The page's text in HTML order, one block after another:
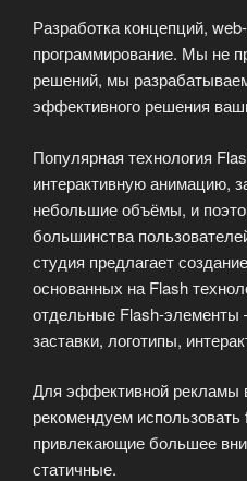
Разработка концепций,
программирование. Мы не
решений, мы
эффективного решения
Популярная технология
интерактивную анимацию,
небольшие объёмы, и
большинства
студия предлагает
основанных на Flash
отдельные Flash-
заставки, логотипы,
Для эффективной рекламы
рекомендуем
привлекающие большее
статичные.